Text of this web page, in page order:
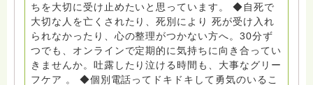
griefcare.tomoshibi@icloud.com ＊この活動は皆さま
のご支援により支えられております。ご協力をよろしく
お願いします。 ゆうちょ銀行 口座番号 普通408-
6452769 一般社団法人グリーフケアともしび ◆『ビハ
ーラサロン おしゃべりカフェひだまり』 ビハーラ和歌
ちを大切に受け止めたいと思っています。 ◆自死で
大切な人を亡くされたり、死別により 死が受け入れ
られなかったり、心の整理がつかない方へ。30分ず
つでも、オンラインで定期的に気持ちに向き合ってい
きませんか。吐露したり泣ける時間も、大事なグリー
フケア 。 ◆個別電話ってドキドキして勇気のいるこ